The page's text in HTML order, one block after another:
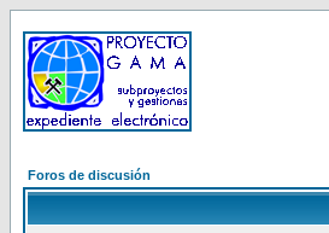
Foros de discusión